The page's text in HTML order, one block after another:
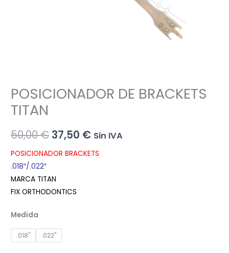
POSICIONADOR DE BRACKETS
TITAN
50,00€ El
precio
original
era:
37,50 €El
precio
Sin IVA
POSICIONADOR BRACKETS
.018″/.022″
MARCA TITAN
FIX ORTHODONTICS
Medida
.018" .022"